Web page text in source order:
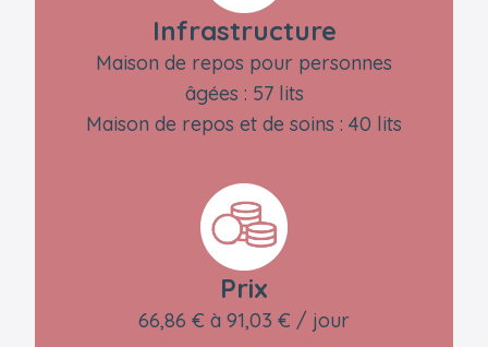
Infrastructure
Maison de repos pour personnes
âgées : 57 lits
Maison de repos et de soins : 40 lits
Prix
66,86 € à 91,03 € / jour